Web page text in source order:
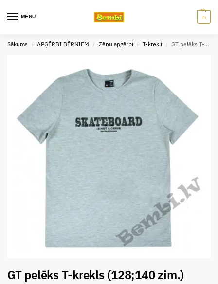
MENU 0
Sākums / APĢĒRBI BĒRNIEM / Zēnu apģērbi / T-krekli / GT pelēks T-krekls (128;140 zim.) 9843
GT pelēks T-krekls (128;140 zim.)